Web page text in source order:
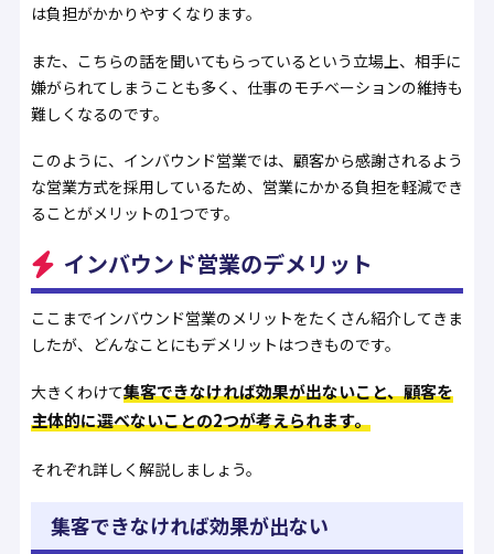
は負担がかかりやすくなります。
また、こちらの話を聞いてもらっているという立場上、相手に
嫌がられてしまうことも多く、仕事のモチベーションの維持も
難しくなるのです。
このように、インバウンド営業では、顧客から感謝されるよう
な営業方式を採用しているため、営業にかかる負担を軽減でき
ることがメリットの1つです。
インバウンド営業のデメリット
ここまでインバウンド営業のメリットをたくさん紹介してきま
したが、どんなことにもデメリットはつきものです。
大きくわけて集客できなければ効果が出ないこと、顧客を
主体的に選べないことの2つが考えられます。
それぞれ詳しく解説しましょう。
集客できなければ効果が出ない